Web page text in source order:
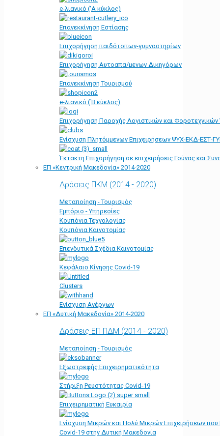
e-λιανικό ('Α κύκλος)
Επανεκκίνηση Εστίασης
Επιχορήγηση παιδότοπων-γυμναστηρίων
Επιχορήγηση Αυτοαπα/μενων Δικηγόρων
Επανεκκίνηση Τουρισμού
e-λιανικό (΄Β κύκλος)
Επιχορήγηση Παροχής Λογιστικών και
Ενίσχυση Πλητόμμενων Επιχειρήσεων ΨΥΧ-ΕΚΔ-ΕΣΤ-
Έκτακτη Επιχορήγηση σε επιχειρήσεις Γούνας και
ΕΠ «Kεντρική Μακεδονία» 2014-2020
Δράσεις ΠΚΜ (2014 - 2020)
Μεταποίηση - Τουρισμός
Εμπόριο - Υπηρεσίες
Κουπόνια Τεχνολογίας
Κουπόνια Καινοτομίας
Επενδυτικά Σχέδια Καινοτομίας
Κεφάλαιο Κίνησης Covid-19
Clusters
Ενίσχυση Ανέργων
ΕΠ «Δυτική Μακεδονία» 2014-2020
Δράσεις ΕΠ ΠΔΜ (2014 - 2020)
Μεταποίηση - Τουρισμός
Εξωστρεφής Επιχειρηματικότητα
Στήριξη Ρευστότητας Covid-19
Επιχειρηματική Ευκαιρία
Ενίσχυση Μικρών και Πολύ Μικρών Επιχειρήσεων
Covid-19 στην Δυτική Μακεδονία